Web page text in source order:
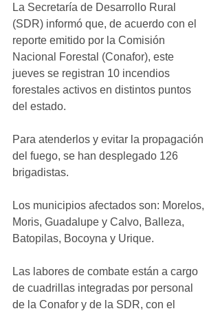
La Secretaría de Desarrollo Rural
(SDR) informó que, de acuerdo con el
reporte emitido por la Comisión
Nacional Forestal (Conafor), este
jueves se registran 10 incendios
forestales activos en distintos puntos
del estado.
Para atenderlos y evitar la propagación
del fuego, se han desplegado 126
brigadistas.
Los municipios afectados son: Morelos,
Moris, Guadalupe y Calvo, Balleza,
Batopilas, Bocoyna y Urique.
Las labores de combate están a cargo
de cuadrillas integradas por personal
de la Conafor y de la SDR, con el